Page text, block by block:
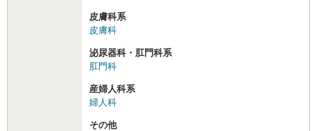
皮膚科系
皮膚科
泌尿器科・肛門科系
肛門科
産婦人科系
婦人科
その他